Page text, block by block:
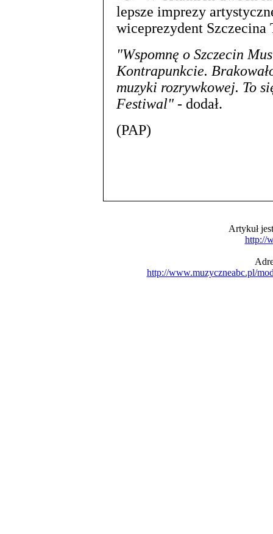
lepsze imprezy
wiceprezydent Szczecina
"Wspomnę o Szczecin
Kontrapunkcie.
muzyki rozrywkowej. To
Festiwal" - dodał.
(PAP)
Artykuł
http://
http://www.muzyczneabc.pl/